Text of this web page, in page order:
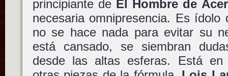
principiante de El Hombre de
necesaria omnipresencia. Es ídolo
no se hace nada para evitar su
está cansado, se siembran
desde las altas esferas. Está en